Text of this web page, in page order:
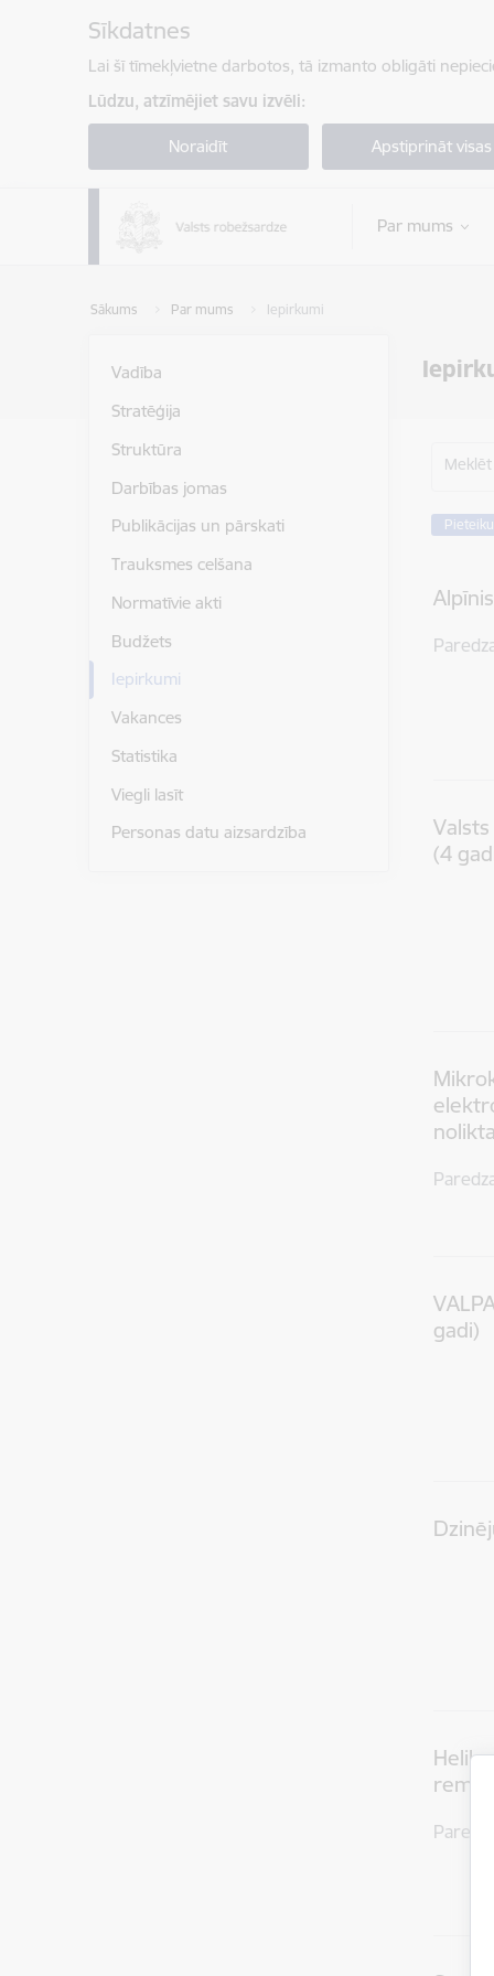
Sīkdatnes
Lai šī tīmekļvietne darbotos, tā izmanto obligāti
Lūdzu, atzīmējiet savu izvēli:
Noraidīt Apstiprināt visas
Par mums
Sākums Par mums Iepirkumi
Vadība
Stratēģija
Struktūra
Darbības jomas
Publikācijas un pārskati
Trauksmes celšana
Normatīvie akti
Budžets
Iepirkumi
Vakances
Statistika
Viegli lasīt
Personas datu aizsardzība
(4
gadi)